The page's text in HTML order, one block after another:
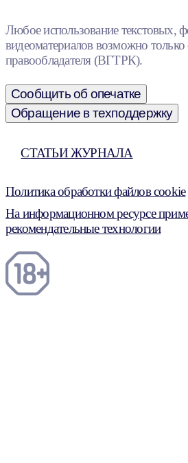
Любое использование текстовых,
видеоматериалов возможно только
правообладателя (ВГТРК).
Сообщить об опечатке
Обращение в техподдержку
СТАТЬИ ЖУРНАЛА
Политика обработки файлов cookie
На информационном ресурсе
рекомендательные технологии